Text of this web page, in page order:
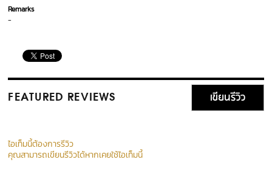
Remarks
-
FEATURED REVIEWS เขียนรีวิว
ไอเท็มนี้ต้องการรีวิว
คุณสามารถเขียนรีวิวได้หากเคยใช้ไอเท็มนี้